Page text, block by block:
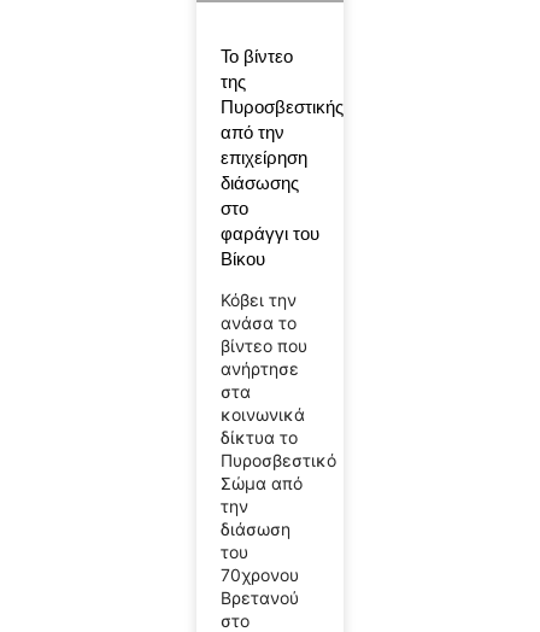
Το βίντεο
της
Πυροσβεστικής
από την
επιχείρηση
διάσωσης
στο
φαράγγι του
Βίκου
Κόβει την
ανάσα το
βίντεο που
ανήρτησε
στα
κοινωνικά
δίκτυα το
Πυροσβεστικό
Σώμα από
την
διάσωση
του
70χρονου
Βρετανού
στο